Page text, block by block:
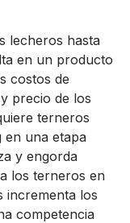
lecheros hasta
en un producto
costos de
precio de los
terneros
en una etapa
y engorda
los terneros en
incrementa los
competencia